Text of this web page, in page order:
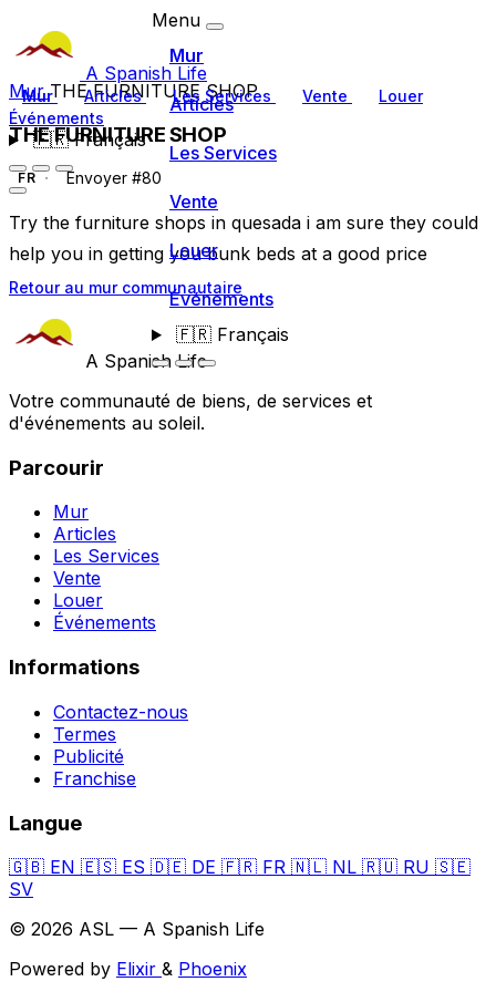
A Spanish Life
Mur Articles Les Services Vente
Louer
Événements
🇫🇷Français
Menu
Mur
Articles
Les Services
Vente
Louer
Événements
🇫🇷Français
MurTHE FURNITURE SHOP
THE FURNITURE SHOP
FR Envoyer #80
Try the furniture shops in quesada i am sure they could
help you in getting you bunk beds at a good price
Retour au mur communautaire
A Spanish Life
Votre communauté de biens, de services et
d'événements au soleil.
Parcourir
Mur
Articles
Les Services
Vente
Louer
Événements
Informations
Contactez-nous
Termes
Publicité
Franchise
Langue
🇬🇧 EN 🇪🇸 ES 🇩🇪 DE 🇫🇷 FR 🇳🇱 NL 🇷🇺 RU 🇸🇪
SV
© 2026 ASL — A Spanish Life
Powered by Elixir & Phoenix